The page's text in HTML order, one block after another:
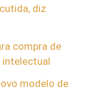
diz
compra de
intelectual
modelo de